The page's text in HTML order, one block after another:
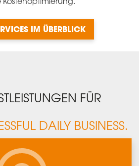
IM ÜBERBLICK
FÜR
DAILY BUSINESS.